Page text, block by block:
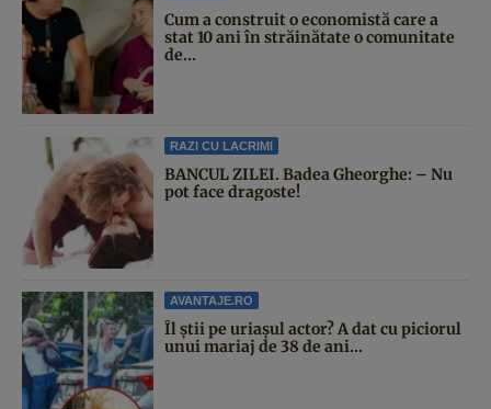
Cum a construit o economistă care a
stat 10 ani în străinătate o comunitate
de...
RAZI CU LACRIMI
BANCUL ZILEI. Badea Gheorghe: – Nu
pot face dragoste!
AVANTAJE.RO
Îl știi pe uriașul actor? A dat cu piciorul
unui mariaj de 38 de ani...